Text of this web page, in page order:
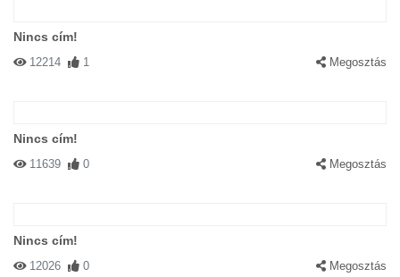
Nincs cím!
12214 1 Megosztás
Nincs cím!
11639 0 Megosztás
Nincs cím!
12026 0 Megosztás